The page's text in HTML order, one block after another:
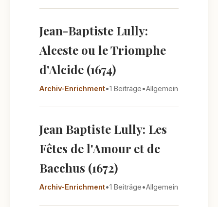
Jean-Baptiste Lully:
Alceste ou le Triomphe
d'Alcide (1674)
Archiv-Enrichment•1 Beiträge•Allgemein
Jean Baptiste Lully: Les
Fêtes de l'Amour et de
Bacchus (1672)
Archiv-Enrichment•1 Beiträge•Allgemein